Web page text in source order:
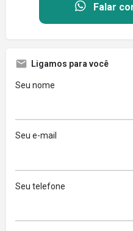
Falar
Ligamos para você
Seu nome
Seu e-mail
Seu telefone